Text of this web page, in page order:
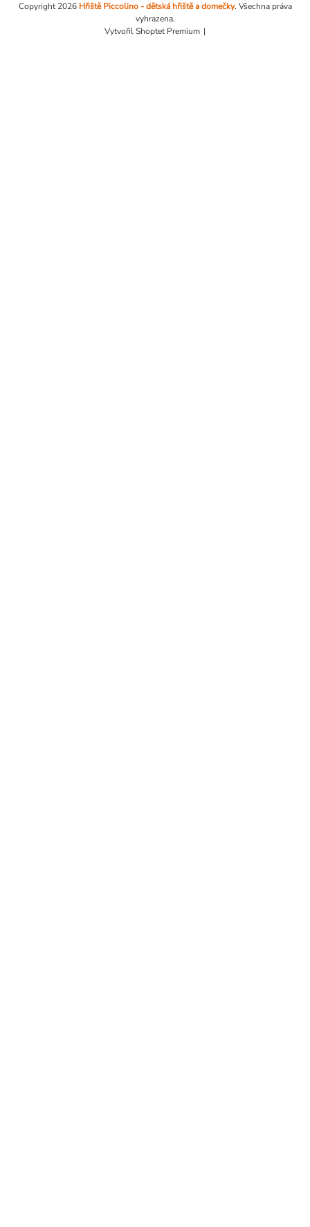
Vytvořil Shoptet Premium
Copyright 2026 Hřiště Piccolino - dětská hřiště a domečky. Všechna práva
vyhrazena.